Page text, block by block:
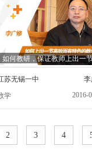
如何教研，保证教师上出一
苏无锡一中
李
学
2016-
2 3 4